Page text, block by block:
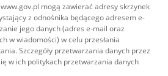
mogą zawierać adresy skrzynek
z odnośnika będącego adresem e-
jego danych (adres e-mail oraz
w wiadomości) w celu przesłania
Szczegóły przetwarzania danych przez
w ich politykach przetwarzania danych